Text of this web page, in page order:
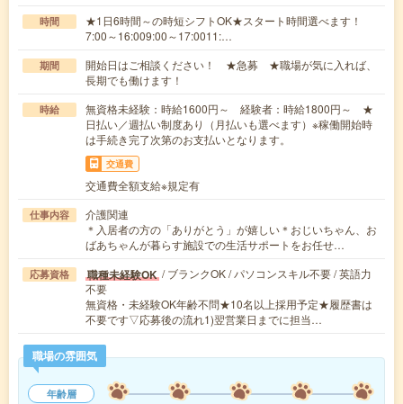
時間
★1日6時間～の時短シフトOK★スタート時間選べます！
7:00～16:009:00～17:0011:…
期間
開始日はご相談ください！ ★急募 ★職場が気に入れば、
長期でも働けます！
時給
無資格未経験：時給1600円～ 経験者：時給1800円～ ★
日払い／週払い制度あり（月払いも選べます）※稼働開始時
は手続き完了次第のお支払いとなります。
交通費
交通費全額支給※規定有
仕事内容
介護関連
＊入居者の方の「ありがとう」が嬉しい＊おじいちゃん、お
ばあちゃんが暮らす施設での生活サポートをお任せ…
応募資格 職種未経験OK / ブランクOK / パソコンスキル不要 / 英語力
不要
無資格・未経験OK年齢不問★10名以上採用予定★履歴書は
不要です▽応募後の流れ1)翌営業日までに担当…
職場の雰囲気
年齢層